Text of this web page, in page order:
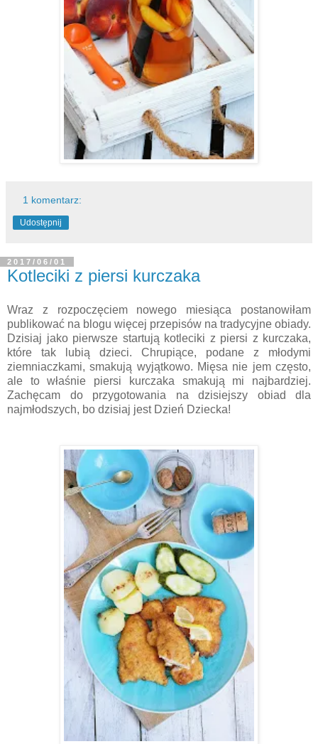
1 komentarz:
Udostępnij
2017/06/01
Kotleciki z piersi kurczaka
Wraz z rozpoczęciem nowego miesiąca postanowiłam
publikować na blogu więcej przepisów na tradycyjne obiady.
Dzisiaj jako pierwsze startują kotleciki z piersi z kurczaka,
które tak lubią dzieci. Chrupiące, podane z młodymi
ziemniaczkami, smakują wyjątkowo. Mięsa nie jem często,
ale to właśnie piersi kurczaka smakują mi najbardziej.
Zachęcam do przygotowania na dzisiejszy obiad dla
najmłodszych, bo dzisiaj jest Dzień Dziecka!